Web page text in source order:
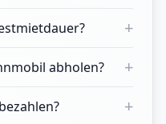
+
abholen? +
+